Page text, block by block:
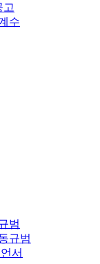
고
수
범
규범
서